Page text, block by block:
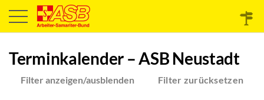
Terminkalender – ASB Neustadt
Filter anzeigen/ausblenden Filter zurücksetzen